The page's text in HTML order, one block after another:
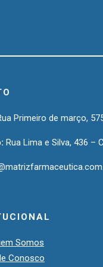
Primeiro de março,
Rua Lima e Silva, 436 –
Somos
Conosco